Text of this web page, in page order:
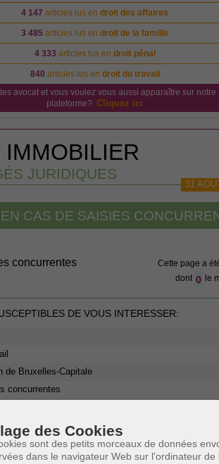
des Cookies
sont des petits morceaux de données
dans le navigateur Web sur l'ordinateur
4 147 articles lus endroit des affaires
3 485 articles lus endroit de la famille
4 333 articles lus en droit pénal
840 articles lus en droit du travail
avocat et vous voulez vous aussi apparaître sur notre
plateforme? Cliquez ici
IMMOBILIER
JURIDIQUES
31
CAS DE SAISIES
concurrentes Cette page a
dont 0 le
DE VOUS INTERESSER:
de Bruxelles-Capitale
concurrentes